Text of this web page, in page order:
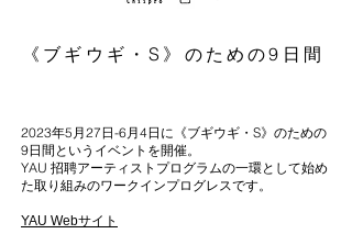
《ブギウギ・S》のための9日間
2023年5月27日-6月4日に《ブギウギ・S》のための
9日間というイベントを開催。
YAU 招聘アーティストプログラムの一環として始め
た取り組みのワークインプログレスです。
YAU Webサイト